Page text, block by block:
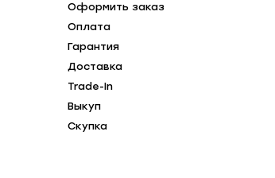
Оформить заказ
Оплата
Гарантия
Доставка
Trade-In
Выкуп
Скупка